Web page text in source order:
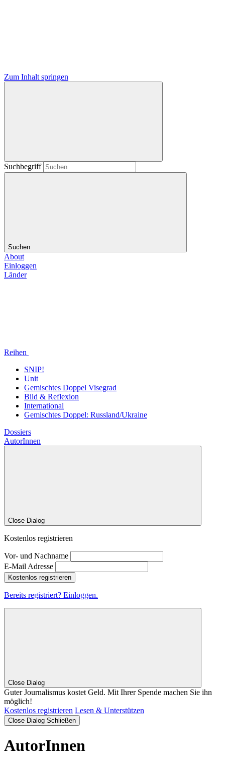
Zum Inhalt springen
Suchbegriff
Suchen
About
Einloggen
Länder
Reihen
SNIP!
Unit
Gemischtes Doppel Visegrad
Bild & Reflexion
International
Gemischtes Doppel: Russland/Ukraine
Dossiers
AutorInnen
Close Dialog
Kostenlos registrieren
Vor- und Nachname
E-Mail Adresse
Kostenlos registrieren
Bereits registriert? Einloggen.
Close Dialog
Guter Journalismus kostet Geld. Mit Ihrer Spende machen Sie ihn
möglich!
Kostenlos registrieren Lesen & Unterstützen
Close Dialog Schließen
AutorInnen